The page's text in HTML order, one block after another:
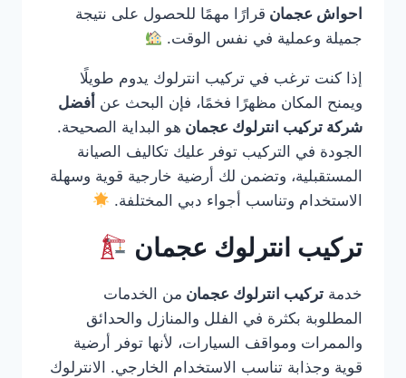
احواش عجمان قرارًا مهمًا للحصول على نتيجة
جميلة وعملية في نفس الوقت.
إذا كنت ترغب في تركيب انترلوك يدوم طويلًا
ويمنح المكان مظهرًا فخمًا، فإن البحث عن أفضل
شركة تركيب انترلوك عجمان هو البداية الصحيحة.
الجودة في التركيب توفر عليك تكاليف الصيانة
المستقبلية، وتضمن لك أرضية خارجية قوية وسهلة
الاستخدام وتناسب أجواء دبي المختلفة.
تركيب انترلوك عجمان
خدمة تركيب انترلوك عجمان من الخدمات
المطلوبة بكثرة في الفلل والمنازل والحدائق
والممرات ومواقف السيارات، لأنها توفر أرضية
قوية وجذابة تناسب الاستخدام الخارجي. الانترلوك